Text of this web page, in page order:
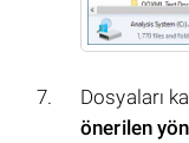
Dosyaları
önerilen